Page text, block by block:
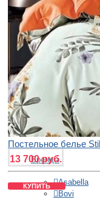
Россия
Отдельные
Простыни
Обычные
Наволочки
Простыня
ПОКРЫВАЛА
Бренды
Asabella
Bovi
Постельное белье
13 700 руб.
КУПИТЬ